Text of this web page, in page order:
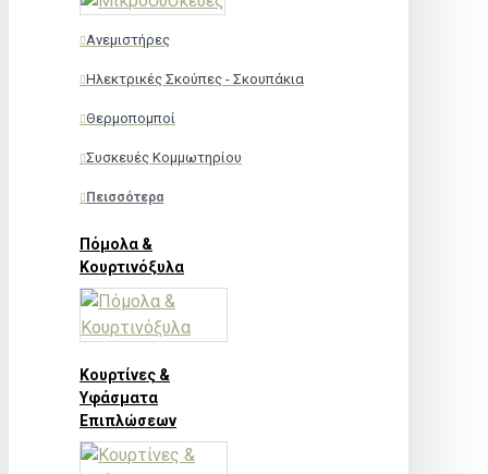
Ανεμιστήρες
Ηλεκτρικές Σκούπες - Σκουπάκια
Θερμοπομποί
Συσκευές Κομμωτηρίου
Πεισσότερα
Πόμολα &
Κουρτινόξυλα
Κουρτίνες &
Υφάσματα
Επιπλώσεων